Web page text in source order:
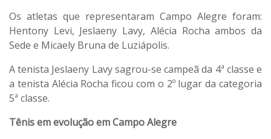
Os atletas que representaram Campo Alegre foram:
Hentony Levi, Jeslaeny Lavy, Alécia Rocha ambos da
Sede e Micaely Bruna de Luziápolis.
A tenista Jeslaeny Lavy sagrou-se campeã da 4ª classe e
a tenista Alécia Rocha ficou com o 2º lugar da categoria
5ª classe.
Tênis em evolução em Campo Alegre